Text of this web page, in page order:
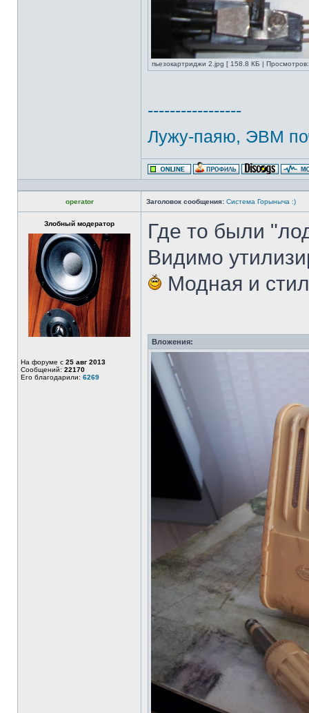
пьезокартриджи 2.jpg [ 158.8 КБ |
-----------------
Лужу-паяю, ЭВМ
operator Заголовок сообщения: Система Горыныча :)
Злобный модератор
На форуме с 25 авг 2013
Сообщений: 22170
Его благодарили: 6269
Где то были
Видимо
Модная и
Вложения: